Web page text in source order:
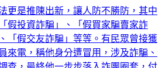
更是推陳出新，讓人防不勝防，其中
假投資詐騙」、「假買家騙賣家詐
「假交友詐騙」等等。有民眾曾接獲
來電，稱他身分遭冒用，涉及詐騙、